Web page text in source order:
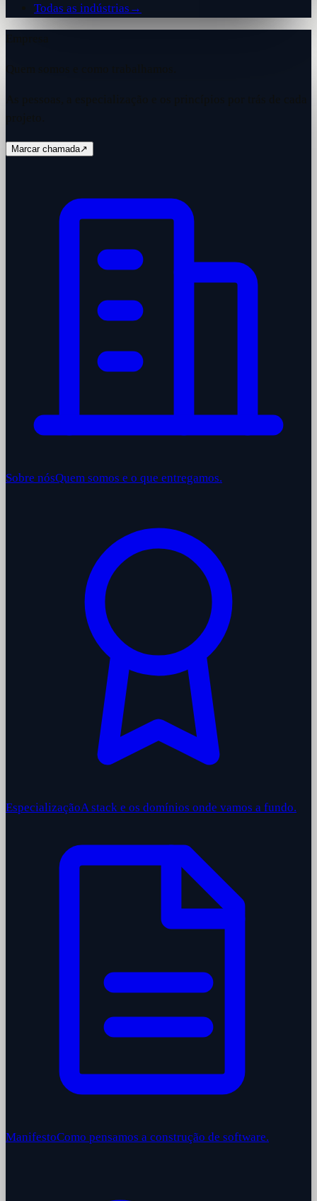
Todas as indústrias →
Marcar chamada↗
Sobre nósQuem somos e o que entregamos.
EspecializaçãoA stack e os domínios onde vamos a fundo.
ManifestoComo pensamos a construção de software.